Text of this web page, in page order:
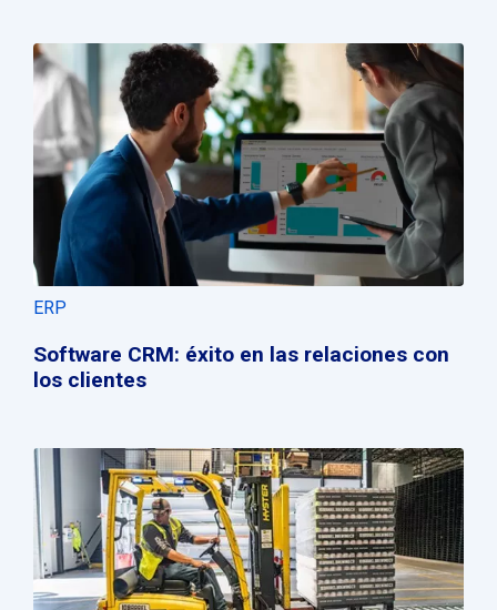
ERP
Software CRM: éxito en las relaciones con
los clientes